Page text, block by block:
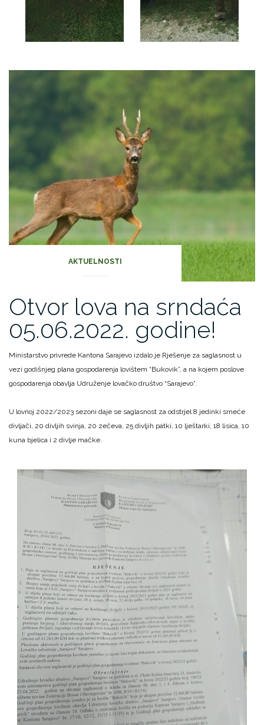
AKTUELNOSTI
Otvor lova na srndaća
05.06.2022. godine!
Ministarstvo privrede Kantona Sarajevo izdalo je Rješenje za saglasnost u
vezi godišnjeg plana gospodarenja lovištem “Bukovik”, a na kojem poslove
gospodarenja obavlja Udruženje lovačko društvo “Sarajevo”.
U lovnoj 2022/2023 sezoni daje se saglasnost za odstrjel 8 jedinki srneće
divljači, 20 divljih svinja, 20 zečeva, 25 divljih patki, 10 lještarki, 18 lisica, 10
kuna bjelica i 2 divlje mačke.